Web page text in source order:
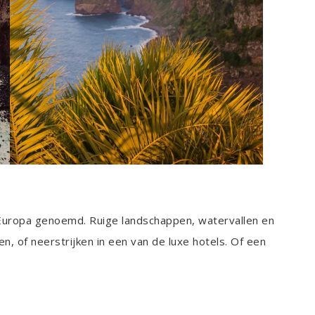
genoemd. Ruige landschappen, watervallen en
of neerstrijken in een van de luxe hotels. Of een